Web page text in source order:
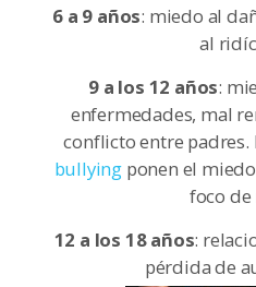
6 a 9 años: miedo al
al
9 a los 12 años:
enfermedades, mal
conflicto entre
bullying ponen el
foco de
12 a los 18 años:
pérdida de